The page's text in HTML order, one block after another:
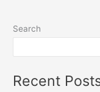
Search
Recent